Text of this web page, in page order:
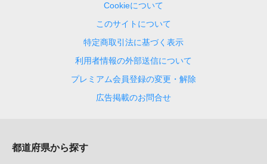
Cookieについて
このサイトについて
特定商取引法に基づく表示
利用者情報の外部送信について
プレミアム会員登録の変更・解除
広告掲載のお問合せ
都道府県から探す